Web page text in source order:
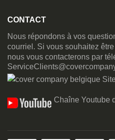
CONTACT
Nous répondons à vos
courriel. Si vous souhaitez
nous vous contacterons par
Chaîne Youtube